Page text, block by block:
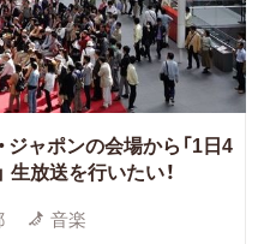
ジャポンの会場から「1日4
生放送を行いたい！
音楽